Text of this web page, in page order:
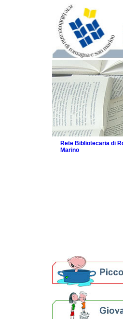
Rete Bibliotecaria di
Marino